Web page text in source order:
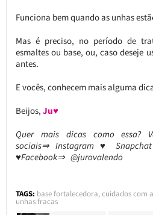
Funciona bem quando as unhas
Mas é preciso, no período de
esmaltes ou base, ou, caso deseje
antes.
E vocês, conhecem mais alguma
Beijos, Ju♥
Quer mais dicas como essa?
sociais⇒ Instagram ♥
♥Facebook⇒ @jurovalendo
TAGS: base fortalecedora,cuidados com
unhas fracas